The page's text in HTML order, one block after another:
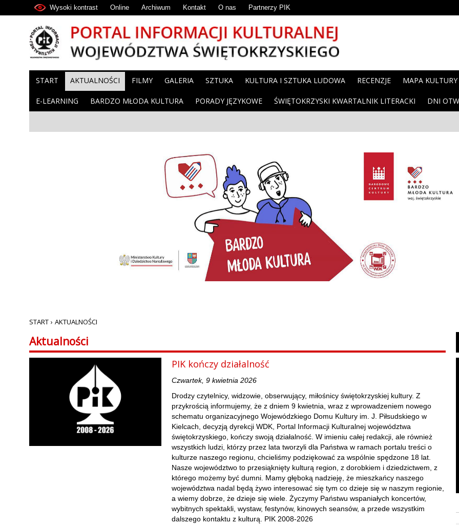
Wysoki kontrast Online Archiwum Kontakt O nas Partnerzy PIK
START AKTUALNOŚCI FILMY GALERIA SZTUKA KULTURA I SZTUKA LUDOWA RECENZJE MAPA KULTURY
E-LEARNING BARDZO MŁODA KULTURA PORADY JĘZYKOWE ŚWIĘTOKRZYSKI KWARTALNIK LITERACKI DNI
START › AKTUALNOŚCI
Aktualności
PIK kończy działalność
Czwartek, 9 kwietnia 2026
Drodzy czytelnicy, widzowie, obserwujący, miłośnicy świętokrzyskiej kultury. Z
przykrością informujemy, że z dniem 9 kwietnia, wraz z wprowadzeniem nowego
schematu organizacyjnego Wojewódzkiego Domu Kultury im. J. Piłsudskiego w
Kielcach, decyzją dyrekcji WDK, Portal Informacji Kulturalnej województwa
świętokrzyskiego, kończy swoją działalność. W imieniu całej redakcji, ale również
wszystkich ludzi, którzy przez lata tworzyli dla Państwa w ramach portalu treści o
kulturze naszego regionu, chcieliśmy podziękować za wspólnie spędzone 18 lat.
Nasze województwo to przesiąknięty kulturą region, z dorobkiem i dziedzictwem, z
którego możemy być dumni. Mamy głęboką nadzieję, że mieszkańcy naszego
województwa nadal będą żywo interesować się tym co dzieje się w naszym regionie,
a wiemy dobrze, że dzieje się wiele. Życzymy Państwu wspaniałych koncertów,
wybitnych spektakli, wystaw, festynów, kinowych seansów, a przede wszystkim
dalszego kontaktu z kulturą. PIK 2008-2026